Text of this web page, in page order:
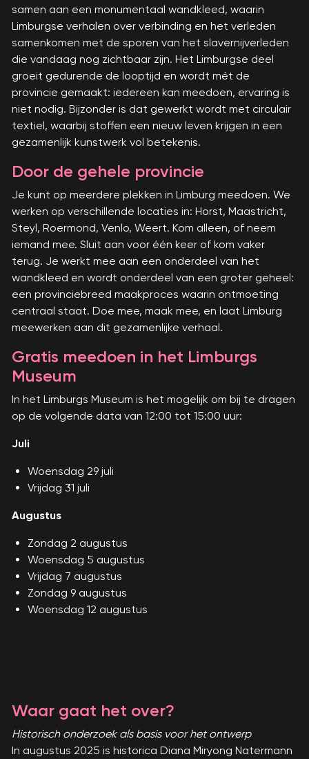
samen aan een monumentaal wandkleed, waarin
Limburgse verhalen over verbinding en het verleden
samenkomen met de sporen van het slavernijverleden
die vandaag nog zichtbaar zijn. Het Limburgse deel
groeit gedurende de looptijd en wordt mét de
provincie gemaakt: iedereen kan meedoen, ervaring is
niet nodig. Bijzonder is dat gewerkt wordt met circulair
textiel, waarbij stoffen een nieuw leven krijgen in een
gezamenlijk kunstwerk vol betekenis.
Door de gehele provincie
Je kunt op meerdere plekken in Limburg meedoen. We
werken op verschillende locaties in: Horst, Maastricht,
Steyl, Roermond, Venlo, Weert. Kom alleen, of neem
iemand mee. Sluit aan voor één keer of kom vaker
terug. Je werkt mee aan een onderdeel van het
wandkleed en wordt onderdeel van een groter geheel:
een provinciebreed maakproces waarin ontmoeting
centraal staat. Doe mee, maak mee, en laat Limburg
meewerken aan dit gezamenlijke verhaal.
Gratis meedoen in het Limburgs
Museum
In het Limburgs Museum is het mogelijk om bij te dragen
op de volgende data van 12:00 tot 15:00 uur:
Juli
Woensdag 29 juli
Vrijdag 31 juli
Augustus
Zondag 2 augustus
Woensdag 5 augustus
Vrijdag 7 augustus
Zondag 9 augustus
Woensdag 12 augustus
Waar gaat het over?
Historisch onderzoek als basis voor het ontwerp
In augustus 2025 is historica Diana Miryong Natermann